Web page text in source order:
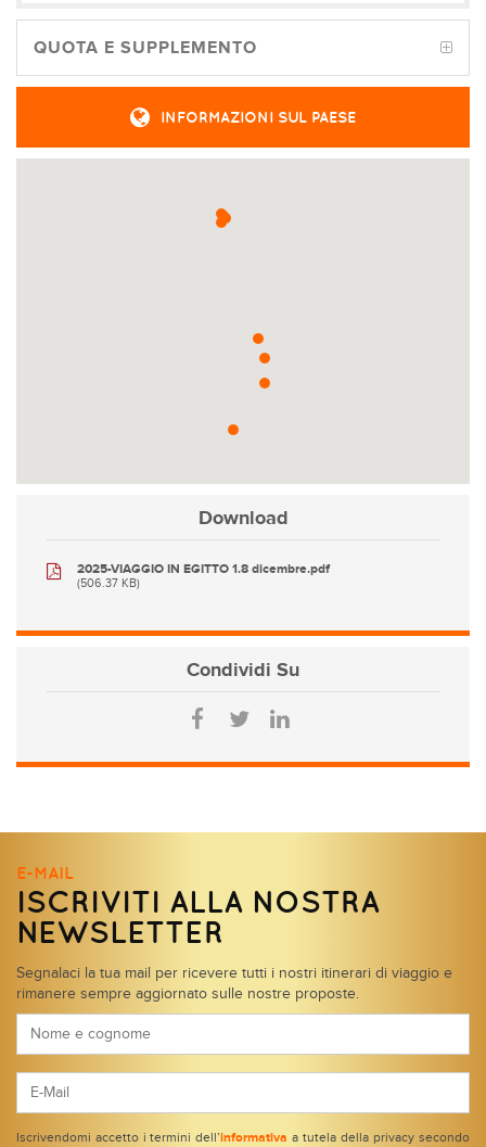
QUOTA E SUPPLEMENTO
INFORMAZIONI SUL PAESE
Download
2025-VIAGGIO IN EGITTO 1.8 dicembre.pdf
(506.37 KB)
Condividi Su
E-MAIL
ISCRIVITI ALLA NOSTRA
NEWSLETTER
Segnalaci la tua mail per ricevere tutti i nostri itinerari di viaggio e
rimanere sempre aggiornato sulle nostre proposte.
Iscrivendomi accetto i termini dell’ informativa a tutela della privacy secondo